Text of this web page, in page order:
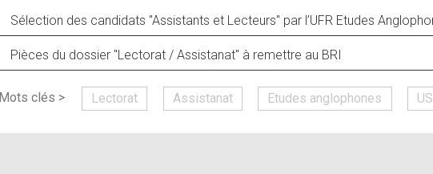
external)
Sélection des candidats "Assistants et Lecteurs" par l’UFR Etudes
Pièces du dossier "Lectorat / Assistanat" à remettre au BRI
Mots clés > Lectorat Assistanat Etudes anglophones